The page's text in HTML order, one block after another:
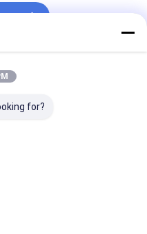
στατήρα
στατορίου
for?